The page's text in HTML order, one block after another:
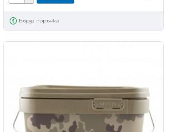
Бърза поръчка